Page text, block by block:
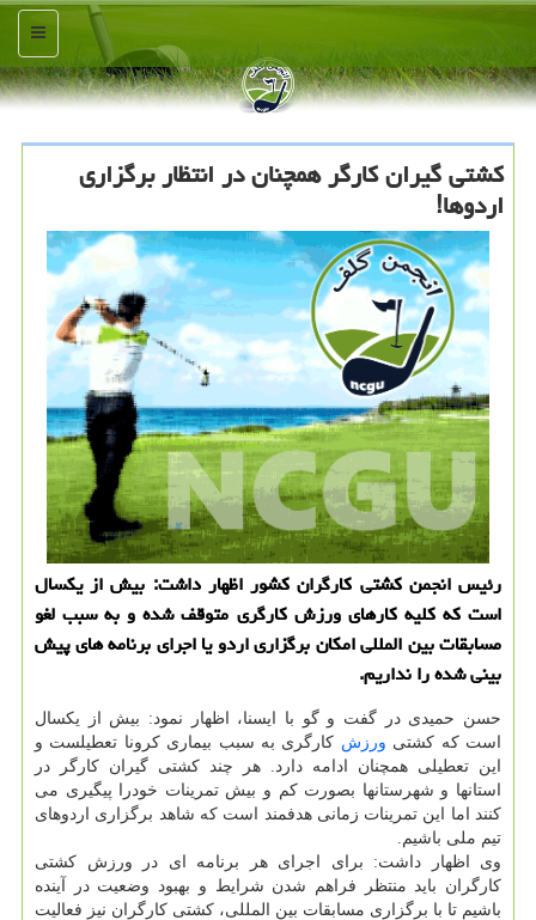
منو
كشتی گیران كارگر همچنان در انتظار برگزاری
اردوها!
رئیس انجمن کشتی کارگران کشور اظهار داشت: بیش از یکسال
است که کلیه کارهای ورزش کارگری متوقف شده و به سبب لغو
مسابقات بین المللی امکان برگزاری اردو یا اجرای برنامه های پیش
بینی شده را نداریم.
حسن حمیدی در گفت و گو با ایسنا، اظهار نمود: بیش از یکسال
است که کشتی ورزش کارگری به سبب بیماری کرونا تعطیلست و
این تعطیلی همچنان ادامه دارد. هر چند کشتی گیران کارگر در
استانها و شهرستانها بصورت کم و بیش تمرینات خودرا پیگیری می
کنند اما این تمرینات زمانی هدفمند است که شاهد برگزاری اردوهای
تیم ملی باشیم.
وی اظهار داشت: برای اجرای هر برنامه ای در ورزش کشتی
کارگران باید منتظر فراهم شدن شرایط و بهبود وضعیت در آینده
باشیم تا با برگزاری مسابقات بین المللی، کشتی کارگران نیز فعالیت